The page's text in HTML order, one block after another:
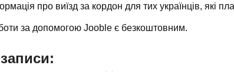
про виїзд за кордон для тих українців, які
за допомогою Jooble є безкоштовним.